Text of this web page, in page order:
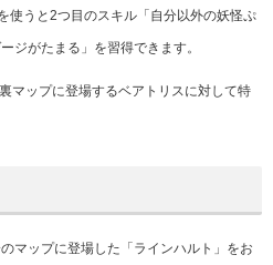
使うと2つ目のスキル「自分以外の妖怪ぷ
ジがたまる 」を習得できます。
裏マップに登場するベアトリスに対して特
マップに登場した「ラインハルト」をお